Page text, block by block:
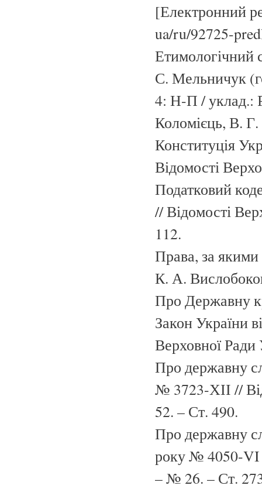
[Електронний
ua/ru/92725-
Етимологічний
С. Мельничук
4: Н-П / уклад.:
Коломієць, В.
Конституція
Відомості
Податковий
// Відомості
112.
Права, за
К. А.
Про Державну
Закон України
Верховної
Про державну
№ 3723-ХІІ //
52. – Ст. 490.
Про державну
року № 4050-VI
– № 26. – Ст.